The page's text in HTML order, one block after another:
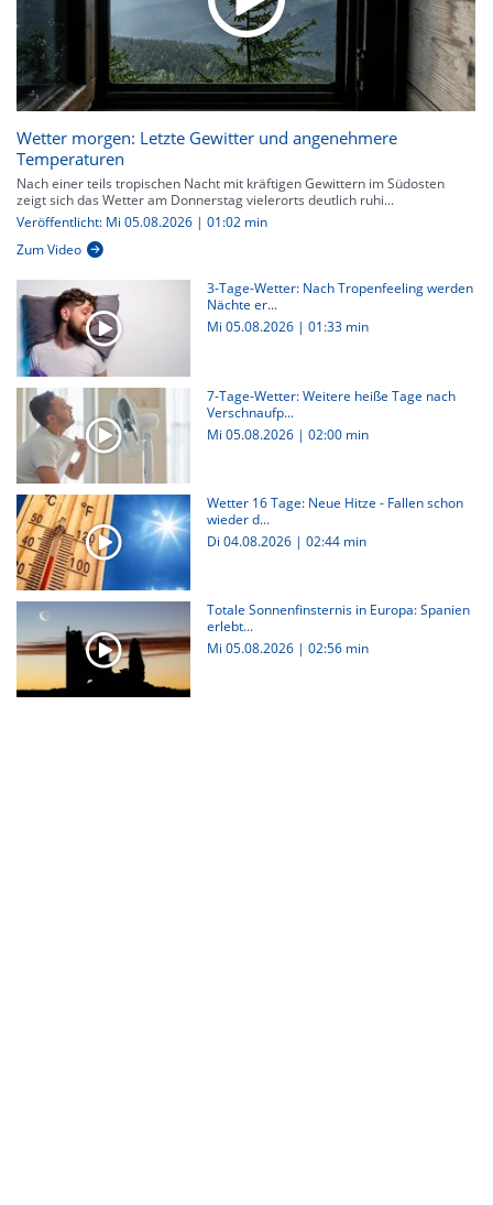
Wetter morgen: Letzte Gewitter und angenehmere
Temperaturen
Nach einer teils tropischen Nacht mit kräftigen Gewittern im Südosten
zeigt sich das Wetter am Donnerstag vielerorts deutlich ruhi...
Veröffentlicht: Mi 05.08.2026 | 01:02 min
Zum Video
3-Tage-Wetter: Nach Tropenfeeling werden
Nächte er...
Mi 05.08.2026 | 01:33 min
7-Tage-Wetter: Weitere heiße Tage nach
Verschnaufp...
Mi 05.08.2026 | 02:00 min
Wetter 16 Tage: Neue Hitze - Fallen schon
wieder d...
Di 04.08.2026 | 02:44 min
Totale Sonnenfinsternis in Europa: Spanien
erlebt...
Mi 05.08.2026 | 02:56 min